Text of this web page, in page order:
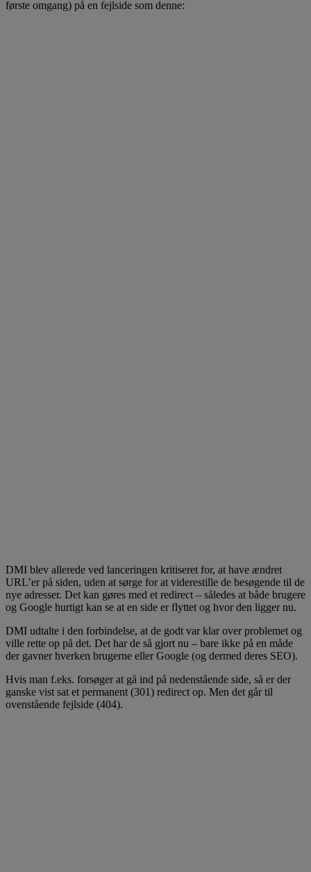
første omgang) på en fejlside som denne:
DMI blev allerede ved lanceringen kritiseret for, at have ændret
URL’er på siden, uden at sørge for at viderestille de besøgende til de
nye adresser. Det kan gøres med et redirect – således at både brugere
og Google hurtigt kan se at en side er flyttet og hvor den ligger nu.
DMI udtalte i den forbindelse, at de godt var klar over problemet og
ville rette op på det. Det har de så gjort nu – bare ikke på en måde
der gavner hverken brugerne eller Google (og dermed deres SEO).
Hvis man f.eks. forsøger at gå ind på nedenstående side, så er der
ganske vist sat et permanent (301) redirect op. Men det går til
ovenstående fejlside (404).